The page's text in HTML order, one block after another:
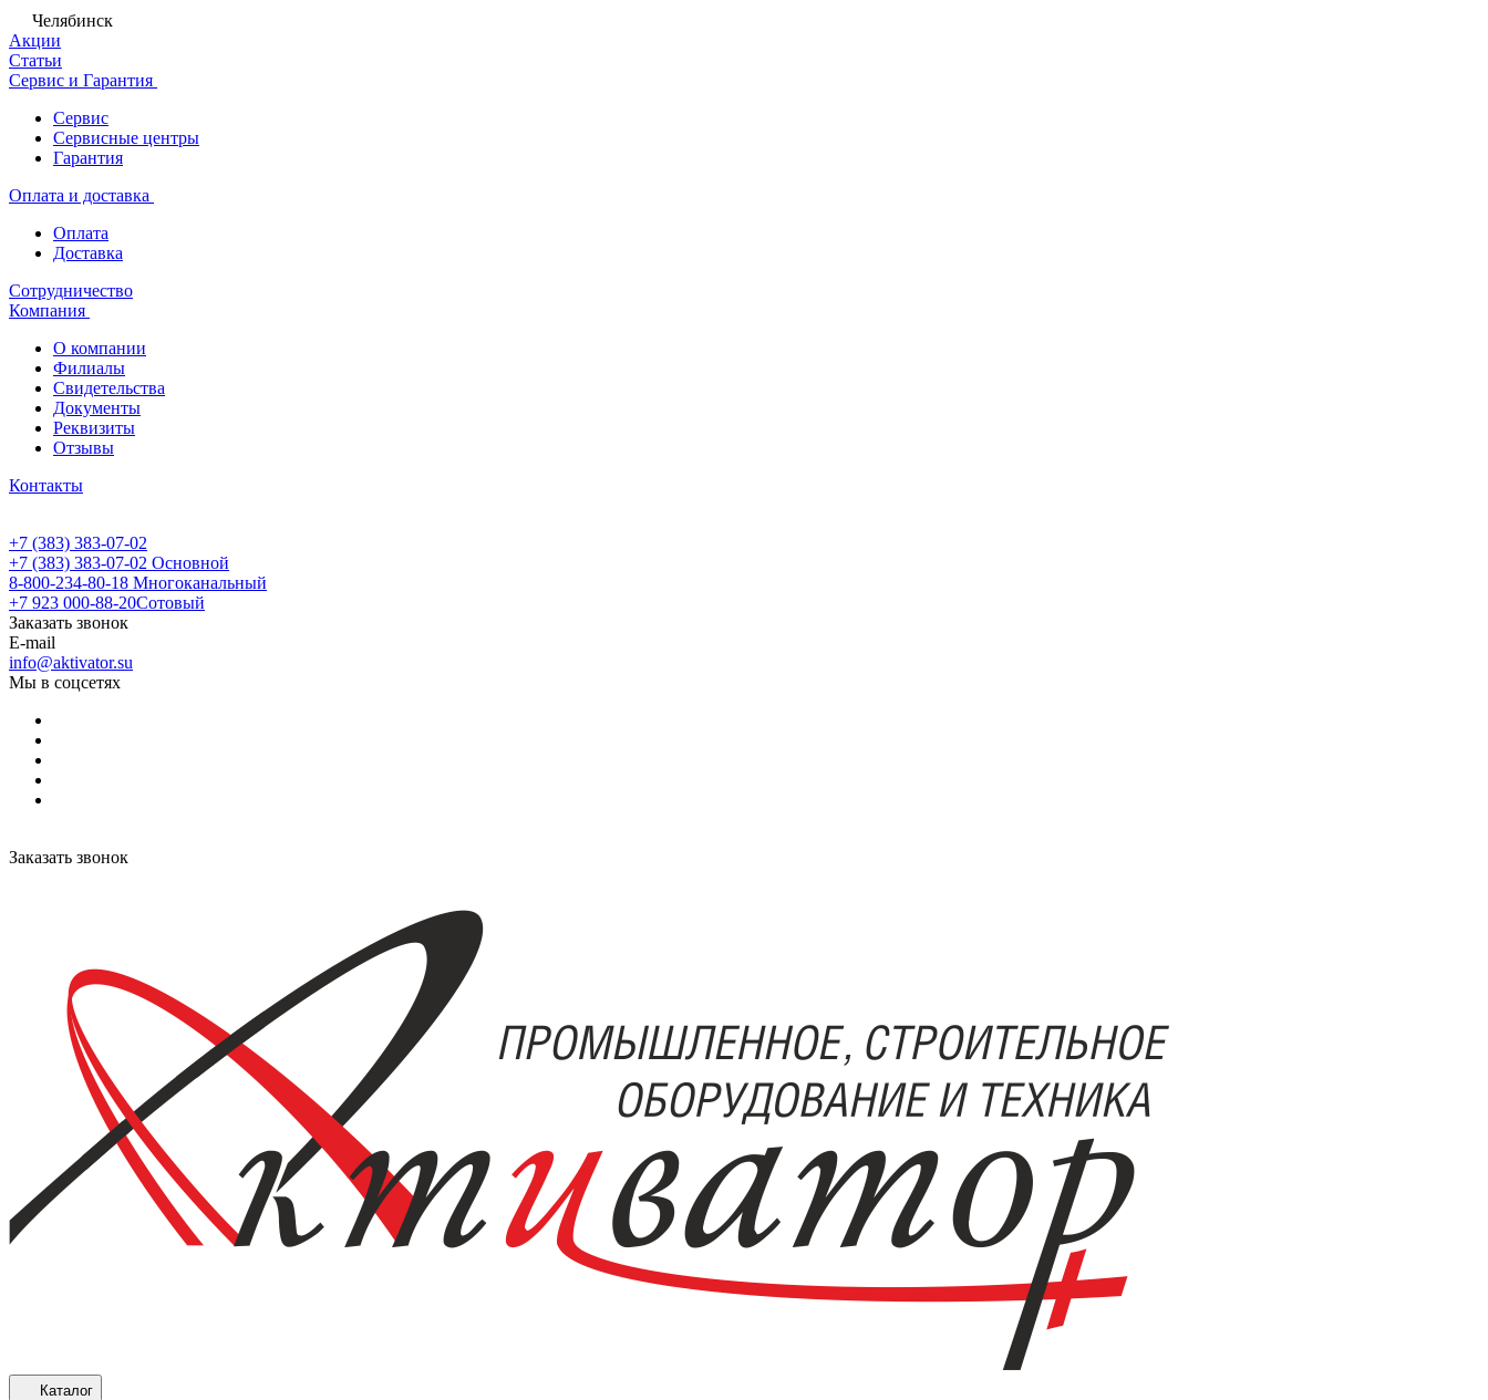
Челябинск
Акции
Статьи
Сервис и Гарантия
Сервис
Сервисные центры
Гарантия
Оплата и доставка
Оплата
Доставка
Сотрудничество
Компания
О компании
Филиалы
Свидетельства
Документы
Реквизиты
Отзывы
Контакты
+7 (383) 383-07-02
+7 (383) 383-07-02 Основной
8-800-234-80-18 Многоканальный
+7 923 000-88-20Сотовый
Заказать звонок
E-mail
info@aktivator.su
Мы в соцсетях
Заказать звонок
Каталог